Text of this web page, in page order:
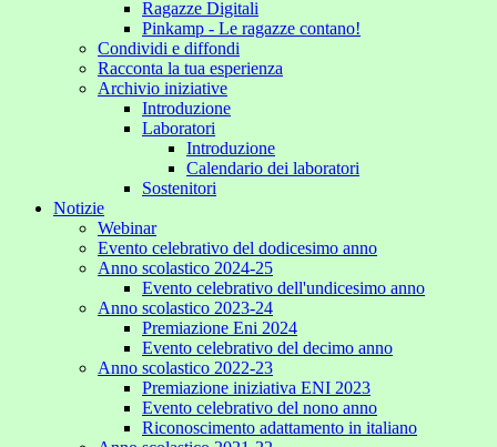
Ragazze Digitali
Pinkamp - Le ragazze contano!
Condividi e diffondi
Racconta la tua esperienza
Archivio iniziative
Introduzione
Laboratori
Introduzione
Calendario dei laboratori
Sostenitori
Notizie
Webinar
Evento celebrativo del dodicesimo anno
Anno scolastico 2024-25
Evento celebrativo dell'undicesimo anno
Anno scolastico 2023-24
Premiazione Eni 2024
Evento celebrativo del decimo anno
Anno scolastico 2022-23
Premiazione iniziativa ENI 2023
Evento celebrativo del nono anno
Riconoscimento adattamento in italiano